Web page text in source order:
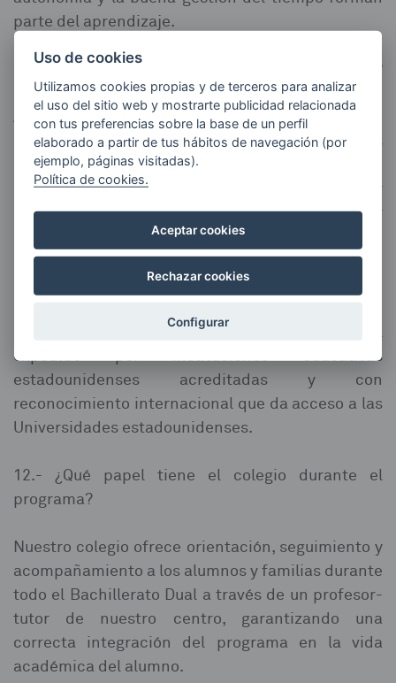
parte del aprendizaje.⁣
10.- ¿Qué ocurre cuando el alumno finaliza la ESO?⁣
Al terminar la ESO en nuestro colegio, el alumno
continua realizando el Diploma Dual mientras
cursa el Bachillerato español en otro
centro, hasta completar el High School Diploma y
siguiendo matriculado y siendo acompañado por
un profesor-tutor en nuestro centro.⁣
11.- ¿El título estadounidense es oficial?⁣
Sí. El High School Diploma es un título oficial
expedido por instituciones educativas
estadounidenses acreditadas y con
reconocimiento internacional que da acceso a las
Universidades estadounidenses.
12.- ¿Qué papel tiene el colegio durante el
programa?⁣
Nuestro colegio ofrece orientación, seguimiento y
acompañamiento a los alumnos y familias durante
todo el Bachillerato Dual a través de un profesor-
tutor de nuestro centro, garantizando una
correcta integración del programa en la vida
académica del alumno.⁣
Uso de cookies
Utilizamos cookies propias y de terceros para analizar
el uso del sitio web y mostrarte publicidad relacionada
con tus preferencias sobre la base de un perfil
elaborado a partir de tus hábitos de navegación (por
ejemplo, páginas visitadas).
Política de cookies.
Aceptar cookies
Rechazar cookies
Configurar